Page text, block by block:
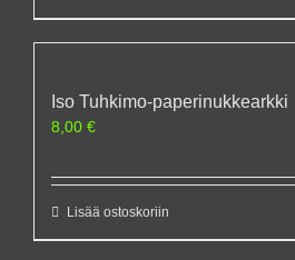
Iso Tuhkimo-paperinukkearkki
8,00 €
Lisää ostoskoriin